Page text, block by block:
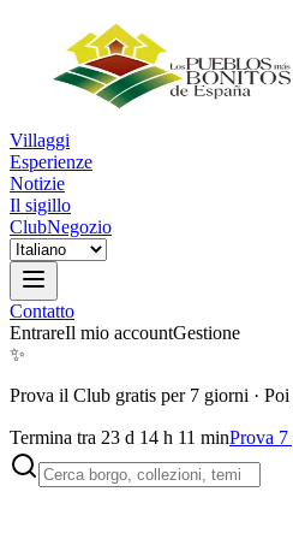
Villaggi
Esperienze
Notizie
Il sigillo
ClubNegozio
Contatto
EntrareIl mio accountGestione
✨
Prova il Club gratis per 7 giorni · Poi
Termina tra 23 d 14 h 11 minProva